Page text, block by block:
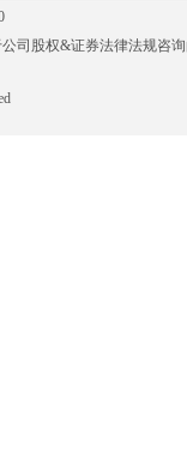
司股权&证券法律法规咨